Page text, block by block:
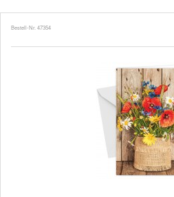
Bestell-Nr. 47354